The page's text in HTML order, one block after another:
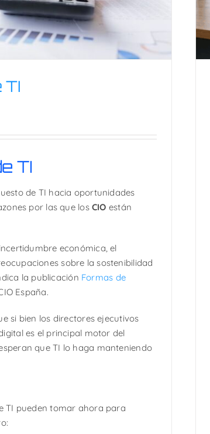
de TI
TI
TI
de TI hacia oportunidades
por las que losCIO están
económica, el
sobre la sostenibilidad
la publicación Formas de
España.
si bien los directores ejecutivos
es el principal motor del
que TI lo haga manteniendo
TI pueden tomar ahora para